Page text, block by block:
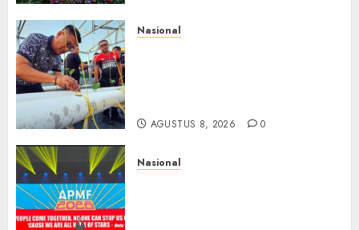
Nasional
AGUSTUS 8, 2026 0
Nasional